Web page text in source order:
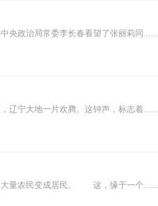
政治局常委李长春看望了张丽莉同......
宁大地一片欢腾。这钟声，标志着......
大量农民变成居民。 这，缘于一个......